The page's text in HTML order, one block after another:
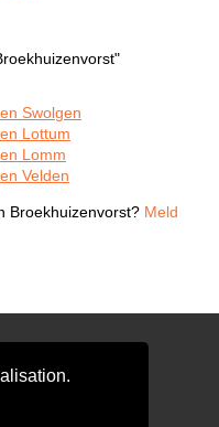
Swolgen
Lottum
Lomm
Velden
Broekhuizenvorst? Meld